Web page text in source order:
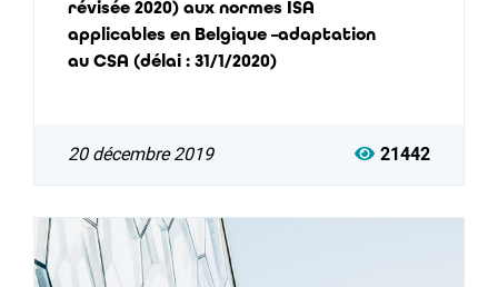
révisée 2020) aux normes ISA
applicables en Belgique –adaptation
au CSA (délai : 31/1/2020)
20 décembre 2019 21442